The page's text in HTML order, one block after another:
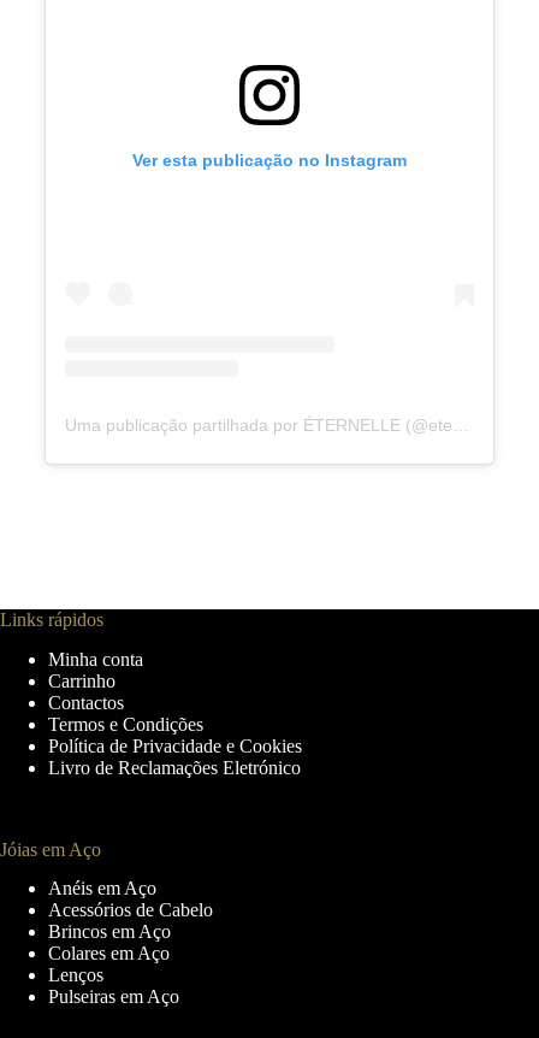
Ver esta publicação no Instagram
Links rápidos
Minha conta
Carrinho
Contactos
Termos e Condições
Política de Privacidade e Cookies
Livro de Reclamações Eletrónico
Jóias em Aço
Anéis em Aço
Acessórios de Cabelo
Brincos em Aço
Colares em Aço
Lenços
Pulseiras em Aço